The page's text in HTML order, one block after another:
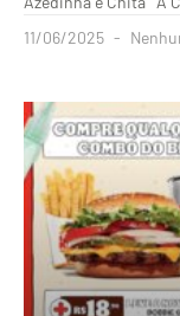
11/06/2025